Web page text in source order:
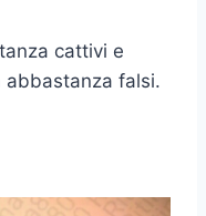
cattivi e
falsi.